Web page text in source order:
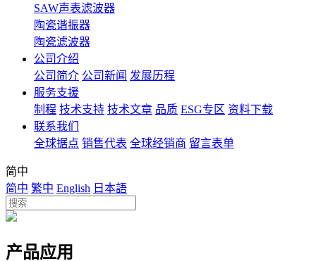
SAW声表滤波器
陶瓷谐振器
陶瓷滤波器
公司介绍
公司简介 公司新闻 发展历程
服务支援
制程 技术支持 技术文章 品质 ESG专区 资料下载
联系我们
全球据点 销售代表 全球经销商 留言表单
简中
简中 繁中 English 日本語
产品应用